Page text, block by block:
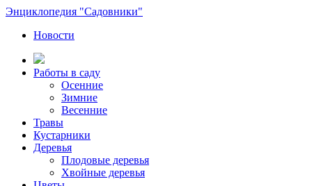
Энциклопедия "Садовники"
Новости
Работы в саду
Осенние
Зимние
Весенние
Травы
Кустарники
Деревья
Плодовые деревья
Хвойные деревья